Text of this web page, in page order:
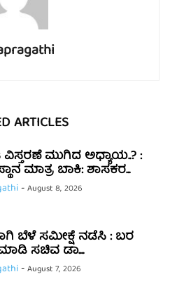
ARTICLES
ಮುಗಿದ ಅಧ್ಯಾಯ..? :
ಮಾತ್ರ ಬಾಕಿ: ಶಾಸಕರ...
-August 8, 2026
ಬೆಳೆ ಸಮೀಕ್ಷೆ ನಡೆಸಿ : ಬರ
ಸಚಿವ ಡಾ....
-August 7, 2026